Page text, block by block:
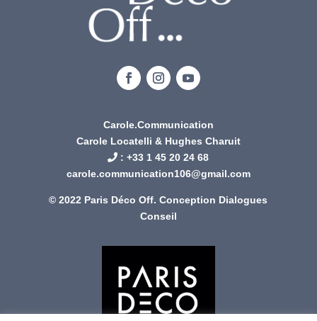
Carole.Communication
Carole Locatelli & Hughes Charuit
: +33 1 45 20 24 68
carole.communication106@gmail.com
© 2022 Paris Déco Off. Conception Dialogues
Conseil